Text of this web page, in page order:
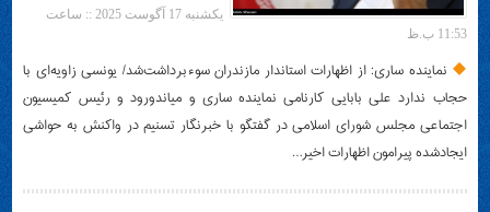
یکشنبه 17 آگوست 2025 :: ساعت
11:53 ب.ظ
نماینده ساری: از اظهارات استاندار مازندران سوءبرداشت‌‌شد/ یونسی زاویه‌ای با
حجاب ندارد علی بابایی کارنامی نماینده ساری و میاندورود و رئیس کمیسیون
اجتماعی مجلس شورای اسلامی در گفتگو با خبرنگار تسنیم ‌در واکنش به حواشی
ایجادشده پیرامون اظهارات اخیر…